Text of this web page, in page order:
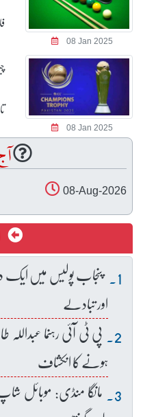
08 Jan 2025
08 Jan 2025
08-Aug-2026
پنجاب پولیس میں
اور تبادلے
پی ٹی آئی رہنما
ہونے کا انکشاف
مانگا منڈی: موبائل